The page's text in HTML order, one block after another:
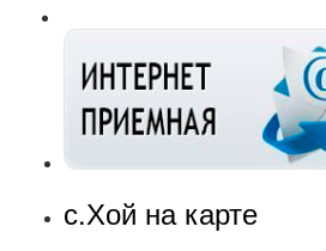
с.Хой на карте